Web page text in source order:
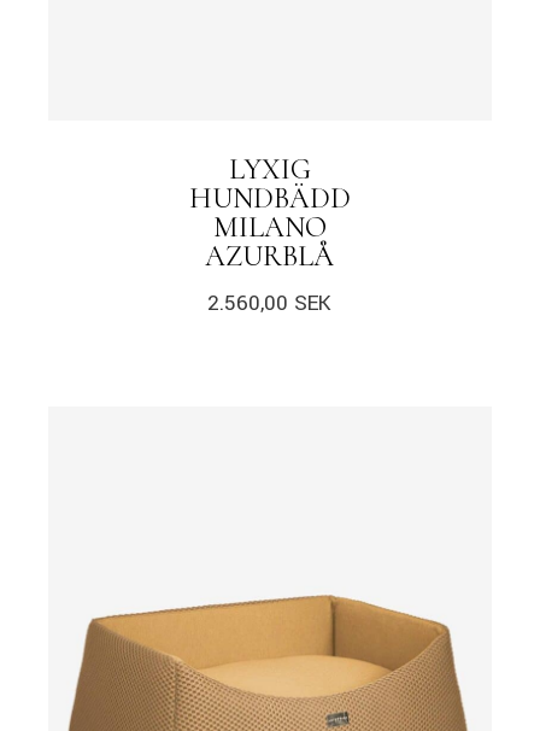
LYXIG
HUNDBÄDD
MILANO
AZURBLÅ
2.560,00 SEK